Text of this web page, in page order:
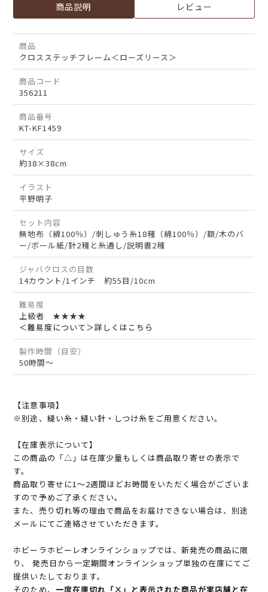
商品説明 レビュー
商品
クロスステッチフレーム＜ローズリース＞
商品コード
356211
商品番号
KT-KF1459
サイズ
約38×38cm
イラスト
平野明子
セット内容
無地布（綿100％）/刺しゅう糸18種（綿100％）/額/木のバ
ー/ボール紙/針2種と糸通し/説明書2種
ジャバクロスの目数
14カウント/1インチ 約55目/10cm
難易度
上級者 ★★★★
＜難易度について＞詳しくはこちら
製作時間（目安）
50時間～
【注意事項】
※別途、縫い糸・縫い針・しつけ糸をご用意ください。
【在庫表示について】
この商品の「△」は在庫少量もしくは商品取り寄せの表示で
す。
商品取り寄せに1～2週間ほどお時間をいただく場合がございま
すので予めご了承ください。
また、売り切れ等の理由で商品をお届けできない場合は、別途
メールにてご連絡させていただきます。
ホビーラホビーレオンラインショップでは、新発売の商品に限
り、 発売日から一定期間オンラインショップ単独の在庫にてご
提供いたしております。
そのため、 一度在庫切れ「×」と表示された商品が実店舗と在